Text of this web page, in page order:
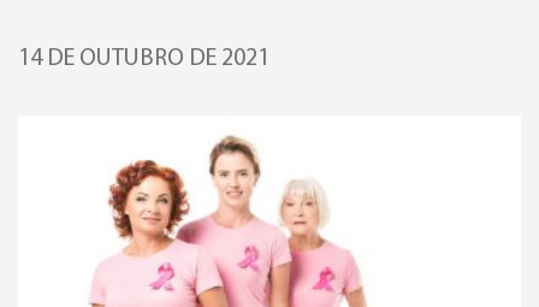
14 DE OUTUBRO DE 2021